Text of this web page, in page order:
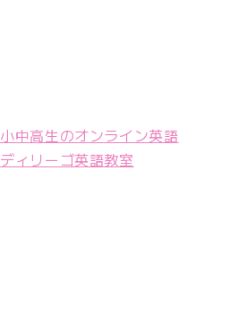
小中高生のオンライン英語
ディリーゴ英語教室